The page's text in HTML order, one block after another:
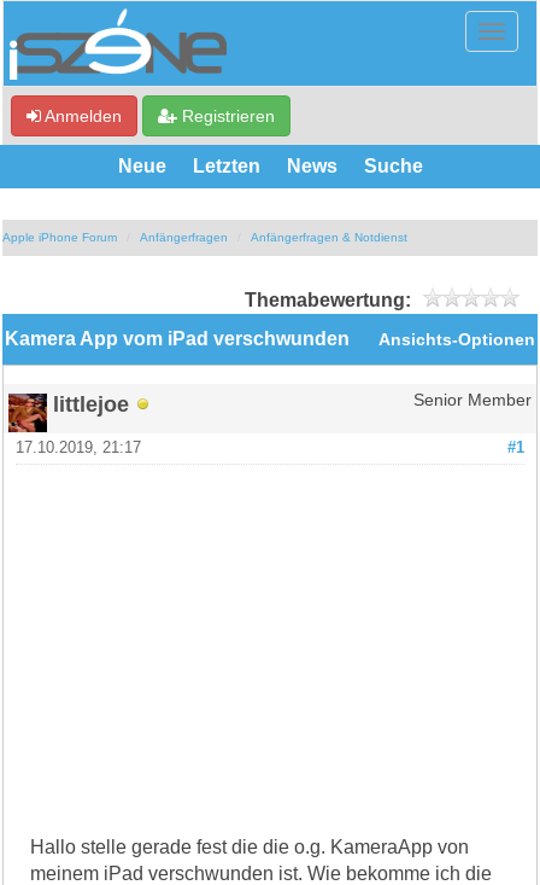
Anmelden Registrieren
Neue Letzten News Suche
Apple iPhone Forum Anfängerfragen Anfängerfragen & Notdienst
Themabewertung:
Ansichts-Optionen
Kamera App vom iPad verschwunden
littlejoe Senior Member
#1
17.10.2019, 21:17
Hallo stelle gerade fest die die o.g. KameraApp von
meinem iPad verschwunden ist. Wie bekomme ich die